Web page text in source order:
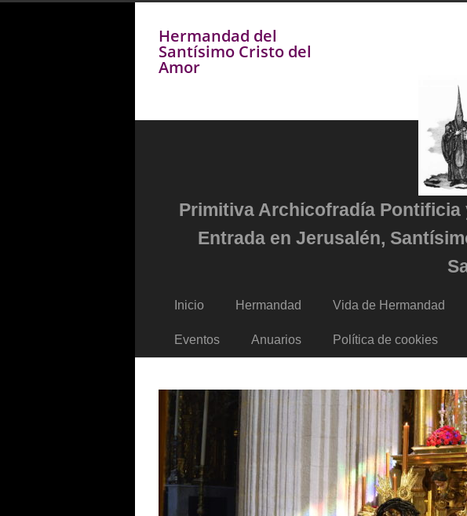
Hermandad del
Santísimo Cristo del
Amor
Primitiva Archicofradía Pontificia
Entrada en Jerusalén,
Inicio Hermandad Vida de Hermandad
Eventos Anuarios Política de cookies